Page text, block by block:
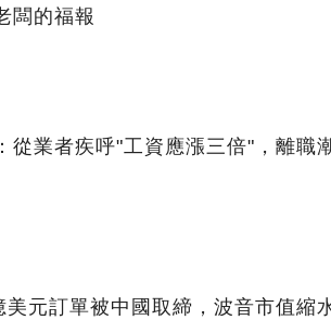
闆的福報
從業者疾呼"工資應漲三倍"，離職
元訂單被中國取締，波音市值縮